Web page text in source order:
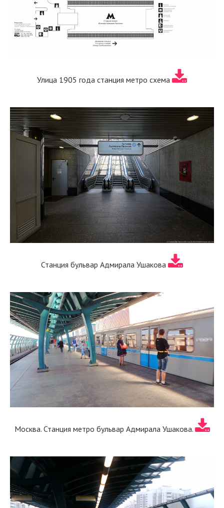
Улица 1905 года станция метро схема
Станция бульвар Адмирала Ушакова
Москва. Станция метро бульвар Адмирала Ушакова.